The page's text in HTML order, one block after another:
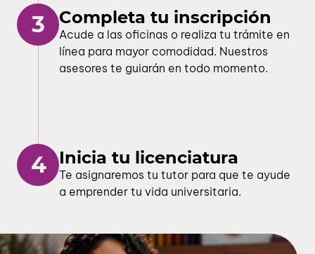
3 Completa tu inscripción
Acude a las oficinas o realiza tu trámite en
línea para mayor comodidad. Nuestros
asesores te guiarán en todo momento.
4 Inicia tu licenciatura
Te asignaremos tu tutor para que te ayude
a emprender tu vida universitaria.